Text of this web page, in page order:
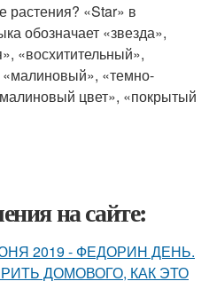
растения? «Star» в
обозначает «звезда»,
«восхитительный»,
«малиновый», «темно-
цвет», «покрытый
на сайте:
2019 - ФЕДОРИН ДЕНЬ.
ДОМОВОГО, КАК ЭТО